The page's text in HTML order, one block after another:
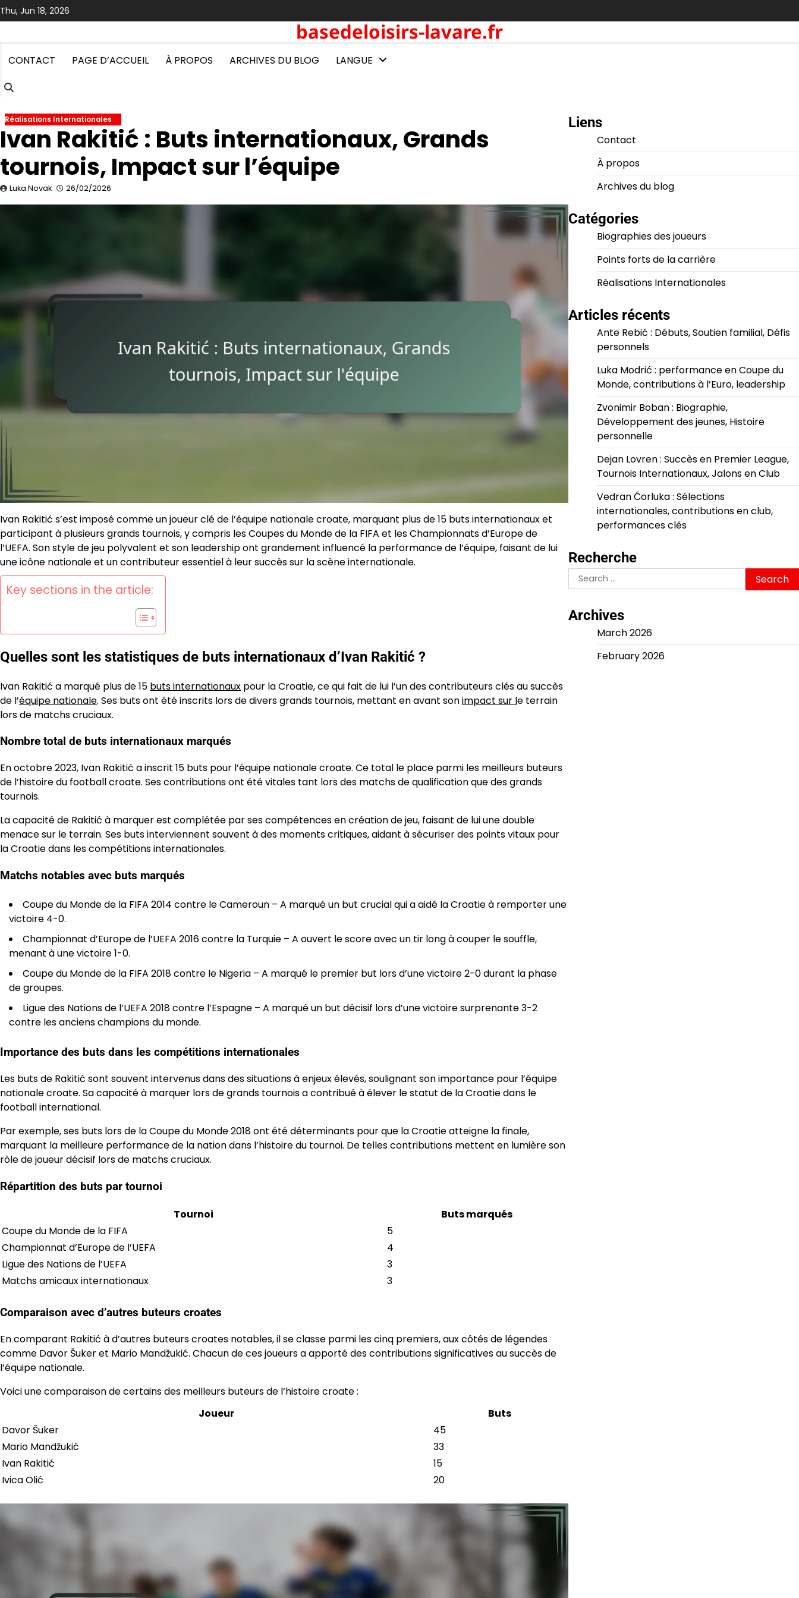
Skip
to
Thu, Jun 18, 2026
basedeloisirs-lavare.fr
CONTACT PAGE D’ACCUEIL À PROPOS ARCHIVES DU BLOG LANGUE
Réalisations Internationales
Ivan Rakitić : Buts internationaux, Grands
tournois, Impact sur l’équipe
Luka Novak 26/02/2026
Ivan Rakitić s’est imposé comme un joueur clé de l’équipe nationale croate, marquant plus de 15 buts internationaux et
participant à plusieurs grands tournois, y compris les Coupes du Monde de la FIFA et les Championnats d’Europe de
l’UEFA. Son style de jeu polyvalent et son leadership ont grandement influencé la performance de l’équipe, faisant de lui
une icône nationale et un contributeur essentiel à leur succès sur la scène internationale.
Key sections in the article:
Quelles sont les statistiques de buts internationaux d’Ivan Rakitić ?
Ivan Rakitić a marqué plus de 15 buts internationaux pour la Croatie, ce qui fait de lui l’un des contributeurs clés au succès
de l’équipe nationale. Ses buts ont été inscrits lors de divers grands tournois, mettant en avant sonimpact sur le terrain
lors de matchs cruciaux.
Nombre total de buts internationaux marqués
En octobre 2023, Ivan Rakitić a inscrit 15 buts pour l’équipe nationale croate. Ce total le place parmi les meilleurs buteurs
de l’histoire du football croate. Ses contributions ont été vitales tant lors des matchs de qualification que des grands
tournois.
La capacité de Rakitić à marquer est complétée par ses compétences en création de jeu, faisant de lui une double
menace sur le terrain. Ses buts interviennent souvent à des moments critiques, aidant à sécuriser des points vitaux pour
la Croatie dans les compétitions internationales.
Matchs notables avec buts marqués
Coupe du Monde de la FIFA 2014 contre le Cameroun – A marqué un but crucial qui a aidé la Croatie à remporter une
victoire 4-0.
Championnat d’Europe de l’UEFA 2016 contre la Turquie – A ouvert le score avec un tir long à couper le souffle,
menant à une victoire 1-0.
Coupe du Monde de la FIFA 2018 contre le Nigeria – A marqué le premier but lors d’une victoire 2-0 durant la phase
de groupes.
Ligue des Nations de l’UEFA 2018 contre l’Espagne – A marqué un but décisif lors d’une victoire surprenante 3-2
contre les anciens champions du monde.
Importance des buts dans les compétitions internationales
Les buts de Rakitić sont souvent intervenus dans des situations à enjeux élevés, soulignant son importance pour l’équipe
nationale croate. Sa capacité à marquer lors de grands tournois a contribué à élever le statut de la Croatie dans le
football international.
Par exemple, ses buts lors de la Coupe du Monde 2018 ont été déterminants pour que la Croatie atteigne la finale,
marquant la meilleure performance de la nation dans l’histoire du tournoi. De telles contributions mettent en lumière son
rôle de joueur décisif lors de matchs cruciaux.
Répartition des buts par tournoi
Tournoi
Buts marqués
Coupe du Monde de la FIFA
5
Championnat d’Europe de l’UEFA
4
Ligue des Nations de l’UEFA
3
Matchs amicaux internationaux
3
Comparaison avec d’autres buteurs croates
En comparant Rakitić à d’autres buteurs croates notables, il se classe parmi les cinq premiers, aux côtés de légendes
comme Davor Šuker et Mario Mandžukić. Chacun de ces joueurs a apporté des contributions significatives au succès de
l’équipe nationale.
Voici une comparaison de certains des meilleurs buteurs de l’histoire croate :
Joueur
Buts
Davor Šuker
45
Mario Mandžukić
33
Ivan Rakitić
15
Ivica Olić
20
Liens
Contact
À propos
Archives du blog
Catégories
Biographies des joueurs
Points forts de la carrière
Réalisations Internationales
Articles récents
Ante Rebić : Débuts, Soutien familial, Défis
personnels
Luka Modrić : performance en Coupe du
Monde, contributions à l’Euro, leadership
Zvonimir Boban : Biographie,
Développement des jeunes, Histoire
personnelle
Dejan Lovren : Succès en Premier League,
Tournois Internationaux, Jalons en Club
Vedran Ćorluka : Sélections
internationales, contributions en club,
performances clés
Recherche
Search
for:
Archives
March 2026
February 2026